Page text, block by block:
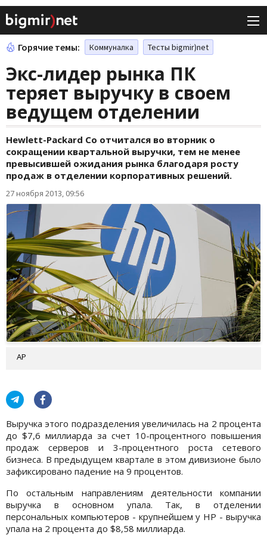
Горячие темы: Коммуналка Тесты bigmir)net
Экс-лидер рынка ПК
теряет выручку в своем
ведущем отделении
Hewlett-Packard Co отчитался во вторник о
сокращении квартальной выручки, тем не менее
превысившей ожидания рынка благодаря росту
продаж в отделении корпоративных решений.
27 ноября 2013, 09:56
AP
Выручка этого подразделения увеличилась на 2 процента
до $7,6 миллиарда за счет 10-процентного повышения
продаж серверов и 3-процентного роста сетевого
бизнеса. В предыдущем квартале в этом дивизионе было
зафиксировано падение на 9 процентов.
По остальным направлениям деятельности компании
выручка в основном упала. Так, в отделении
персональных компьютеров - крупнейшем у HP - выручка
упала на 2 процента до $8,58 миллиарда.